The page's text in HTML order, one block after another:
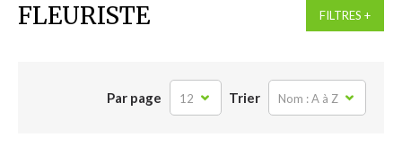
FLEURISTE FILTRES
Par page 12 Trier Nom : A à Z